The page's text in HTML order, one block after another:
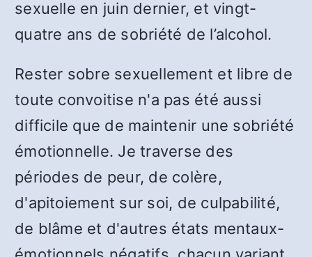
sexuelle en juin dernier, et vingt-
quatre ans de sobriété de l’alcohol.
Rester sobre sexuellement et libre de
toute convoitise n'a pas été aussi
difficile que de maintenir une sobriété
émotionnelle. Je traverse des
périodes de peur, de colère,
d'apitoiement sur soi, de culpabilité,
de blâme et d'autres états mentaux-